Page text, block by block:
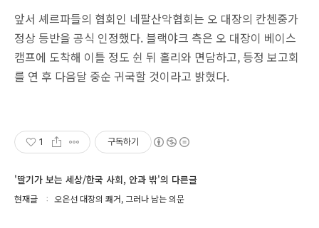
앞서 셰르파들의 협회인 네팔산악협회는 오 대장의 칸첸중가
정상 등반을 공식 인정했다. 블랙야크 측은 오 대장이 베이스
캠프에 도착해 이틀 정도 쉰 뒤 홀리와 면담하고, 등정 보고회
를 연 후 다음달 중순 귀국할 것이라고 밝혔다.
1 구독하기
'딸기가 보는 세상/한국 사회, 안과 밖'의 다른글
현재글 오은선 대장의 쾌거, 그러나 남는 의문